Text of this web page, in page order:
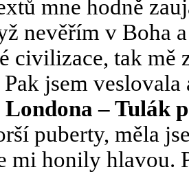
mne hodně
nevěřím v Boha
civilizace, tak
jsem
Londona – Tulák
puberty, měla
mi honily hlavou.